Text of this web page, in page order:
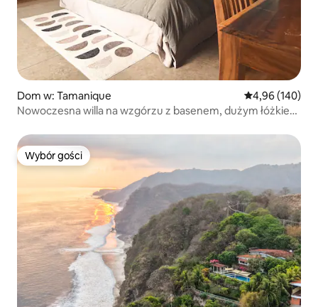
Dom w: Tamanique Średnia
4,96 (140)
Nowoczesna willa na wzgórzu z basenem, dużym łóżkiem
Wybór gości
Wybór gości